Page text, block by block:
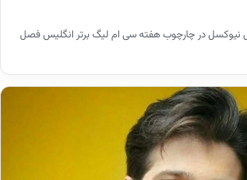
نیوکسل در چارچوب هفته سی ام لیگ برتر انگلیس فصل